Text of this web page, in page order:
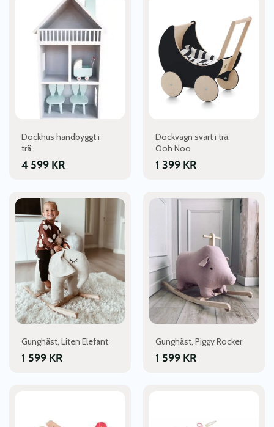
Dockhus handbyggt i
trä
4 599 KR
Dockvagn svart i trä,
Ooh Noo
1 399 KR
Gunghäst, Liten Elefant
1 599 KR
Gunghäst, Piggy Rocker
1 599 KR